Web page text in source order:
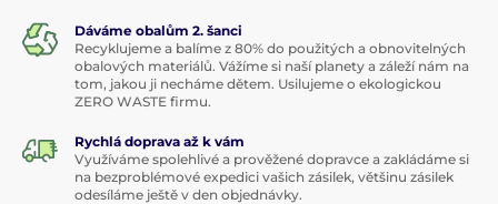
Dáváme obalům 2. šanci
Recyklujeme a balíme z 80% do použitých a obnovitelných
obalových materiálů. Vážíme si naší planety a záleží nám na
tom, jakou ji necháme dětem. Usilujeme o ekologickou
ZERO WASTE firmu.
Rychlá doprava až k vám
Využíváme spolehlivé a prověžené dopravce a zakládáme si
na bezproblémové expedici vašich zásilek, většinu zásilek
odesíláme ještě v den objednávky.